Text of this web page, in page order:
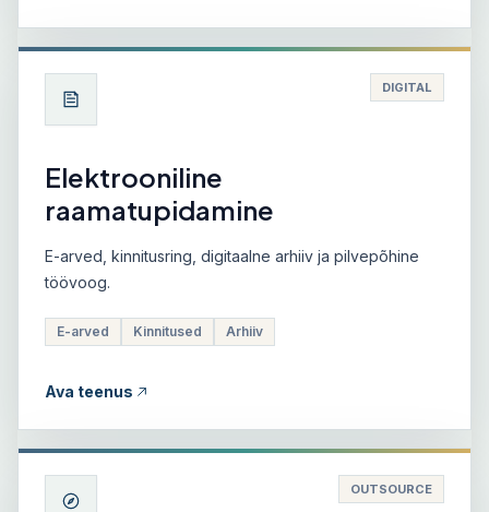
DIGITAL
Elektrooniline
raamatupidamine
E-arved, kinnitusring, digitaalne arhiiv ja pilvepõhine
töövoog.
E-arved Kinnitused Arhiiv
Ava teenus
OUTSOURCE